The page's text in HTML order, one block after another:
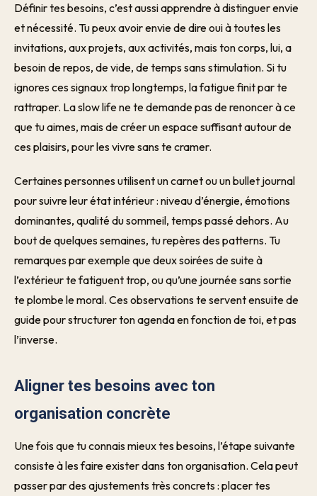
Définir tes besoins, c’est aussi apprendre à distinguer envie
et nécessité. Tu peux avoir envie de dire oui à toutes les
invitations, aux projets, aux activités, mais ton corps, lui, a
besoin de repos, de vide, de temps sans stimulation. Si tu
ignores ces signaux trop longtemps, la fatigue finit par te
rattraper. La slow life ne te demande pas de renoncer à ce
que tu aimes, mais de créer un espace suffisant autour de
ces plaisirs, pour les vivre sans te cramer.
Certaines personnes utilisent un carnet ou un bullet journal
pour suivre leur état intérieur : niveau d’énergie, émotions
dominantes, qualité du sommeil, temps passé dehors. Au
bout de quelques semaines, tu repères des patterns. Tu
remarques par exemple que deux soirées de suite à
l’extérieur te fatiguent trop, ou qu’une journée sans sortie
te plombe le moral. Ces observations te servent ensuite de
guide pour structurer ton agenda en fonction de toi, et pas
l’inverse.
Aligner tes besoins avec ton
organisation concrète
Une fois que tu connais mieux tes besoins, l’étape suivante
consiste à les faire exister dans ton organisation. Cela peut
passer par des ajustements très concrets : placer tes